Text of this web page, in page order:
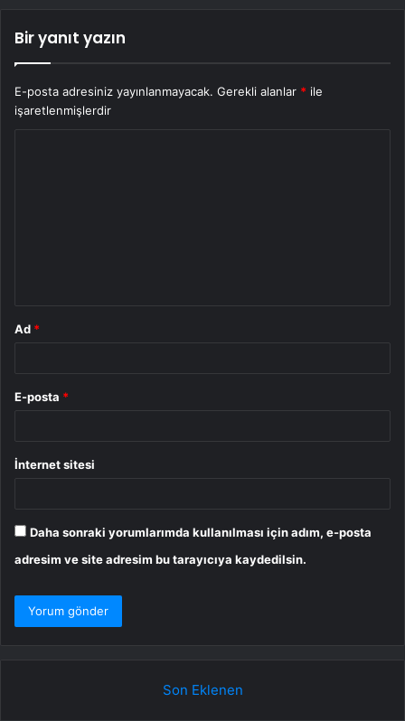
Bir yanıt yazın
E-posta adresiniz yayınlanmayacak. Gerekli alanlar * ile
işaretlenmişlerdir
Ad *
E-posta *
İnternet sitesi
Daha sonraki yorumlarımda kullanılması için adım, e-posta
adresim ve site adresim bu tarayıcıya kaydedilsin.
Son Eklenen